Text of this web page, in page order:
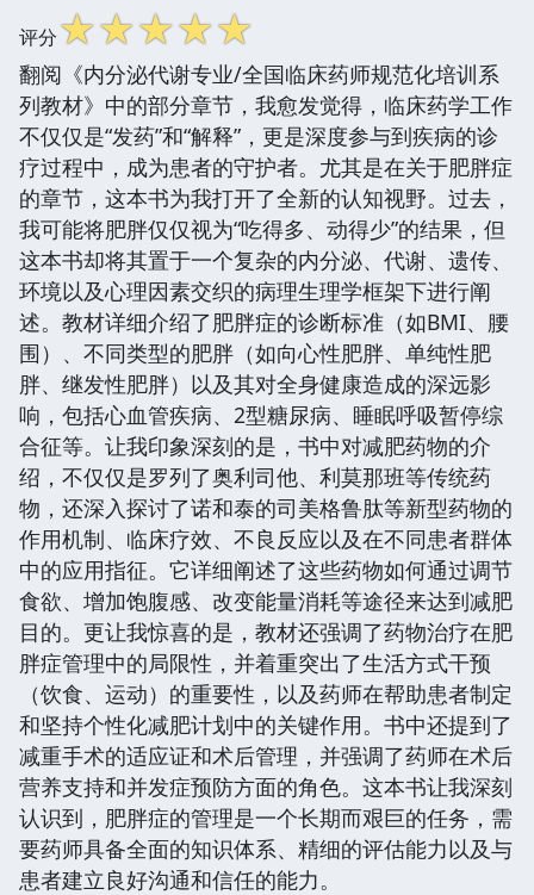
评分☆☆☆☆☆
翻阅《内分泌代谢专业/全国临床药师规范化培训系
列教材》中的部分章节，我愈发觉得，临床药学工作
不仅仅是“发药”和“解释”，更是深度参与到疾病的诊
疗过程中，成为患者的守护者。尤其是在关于肥胖症
的章节，这本书为我打开了全新的认知视野。过去，
我可能将肥胖仅仅视为“吃得多、动得少”的结果，但
这本书却将其置于一个复杂的内分泌、代谢、遗传、
环境以及心理因素交织的病理生理学框架下进行阐
述。教材详细介绍了肥胖症的诊断标准（如BMI、腰
围）、不同类型的肥胖（如向心性肥胖、单纯性肥
胖、继发性肥胖）以及其对全身健康造成的深远影
响，包括心血管疾病、2型糖尿病、睡眠呼吸暂停综
合征等。让我印象深刻的是，书中对减肥药物的介
绍，不仅仅是罗列了奥利司他、利莫那班等传统药
物，还深入探讨了诺和泰的司美格鲁肽等新型药物的
作用机制、临床疗效、不良反应以及在不同患者群体
中的应用指征。它详细阐述了这些药物如何通过调节
食欲、增加饱腹感、改变能量消耗等途径来达到减肥
目的。更让我惊喜的是，教材还强调了药物治疗在肥
胖症管理中的局限性，并着重突出了生活方式干预
（饮食、运动）的重要性，以及药师在帮助患者制定
和坚持个性化减肥计划中的关键作用。书中还提到了
减重手术的适应证和术后管理，并强调了药师在术后
营养支持和并发症预防方面的角色。这本书让我深刻
认识到，肥胖症的管理是一个长期而艰巨的任务，需
要药师具备全面的知识体系、精细的评估能力以及与
患者建立良好沟通和信任的能力。